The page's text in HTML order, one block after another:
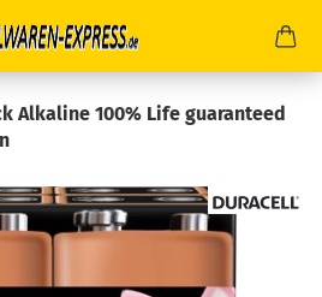
Alkaline 100% Life guaranteed